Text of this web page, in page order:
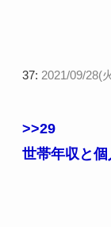
37: 2021/09/28(
>>29
世帯年収と